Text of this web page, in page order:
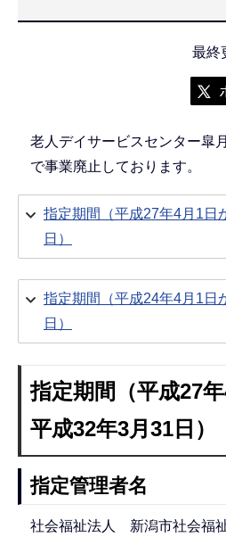
最終
老人デイサービスセンター皐
で事業廃止しております。
指定期間（平成27年4月1日
日）
指定期間（平成24年4月1日
日）
指定期間（平成27
平成32年3月31日）
指定管理者名
社会福祉法人 新潟市社会福